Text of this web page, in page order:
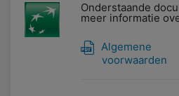
Onderstaande
meer informatie
Algemene
voorwaarden